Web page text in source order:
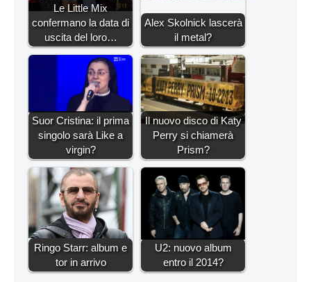
Le Little Mix
confermano la data di
uscita del loro…
Alex Skolnick lascerà
il metal?
Suor Cristina: il prima
singolo sarà Like a
virgin?
Il nuovo disco di Katy
Perry si chiamerà
Prism?
Ringo Starr: album e
tor in arrivo
U2: nuovo album
entro il 2014?